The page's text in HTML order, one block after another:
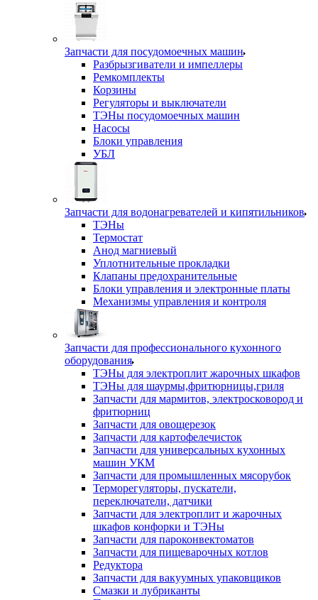
Запчасти для посудомоечных машин
Разбрызгиватели и импеллеры
Ремкомплекты
Корзины
Регуляторы и выключатели
ТЭНы посудомоечных машин
Насосы
Блоки управления
УБЛ
Запчасти для водонагревателей и кипятильников
ТЭНы
Термостат
Анод магниевый
Уплотнительные прокладки
Клапаны предохранительные
Блоки управления и электронные платы
Механизмы управления и контроля
Запчасти для профессионального кухонного
оборудования
ТЭНы для электроплит жарочных шкафов
ТЭНы для шаурмы,фритюрницы,гриля
Запчасти для мармитов, электросковород и
фритюрниц
Запчасти для овощерезок
Запчасти для картофелечисток
Запчасти для универсальных кухонных
машин УКМ
Запчасти для промышленных мясорубок
Терморегуляторы, пускатели,
переключатели, датчики
Запчасти для электроплит и жарочных
шкафов конфорки и ТЭНы
Запчасти для пароконвектоматов
Запчасти для пищеварочных котлов
Редуктора
Запчасти для вакуумных упаковщиков
Смазки и лубриканты